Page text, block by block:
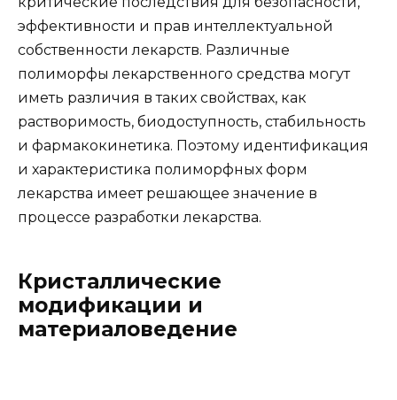
эффективности и прав интеллектуальной
собственности лекарств. Различные
полиморфы лекарственного средства могут
иметь различия в таких свойствах, как
растворимость, биодоступность, стабильность
и фармакокинетика. Поэтому идентификация
и характеристика полиморфных форм
лекарства имеет решающее значение в
процессе разработки лекарства.
Кристаллические
модификации и
материаловедение